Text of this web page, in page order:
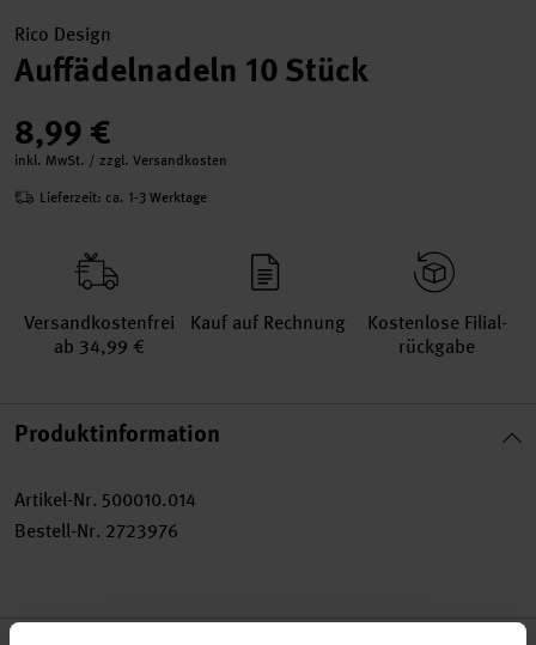
Rico Design
Auffädelnadeln 10 Stück
8,99 €
inkl. MwSt. / zzgl. Versandkosten
Lieferzeit: ca. 1-3 Werktage
Versand­kosten­frei
ab 34,99 €
Kauf auf Rechnung
Kosten­lose Filial­
rückgabe
Produktinformation
Artikel-Nr. 500010.014
Bestell-Nr. 2723976